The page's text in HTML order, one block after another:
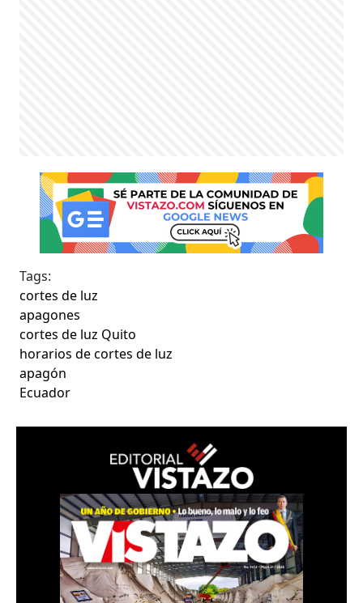
Tags:
cortes de luz
apagones
cortes de luz Quito
horarios de cortes de luz
apagón
Ecuador